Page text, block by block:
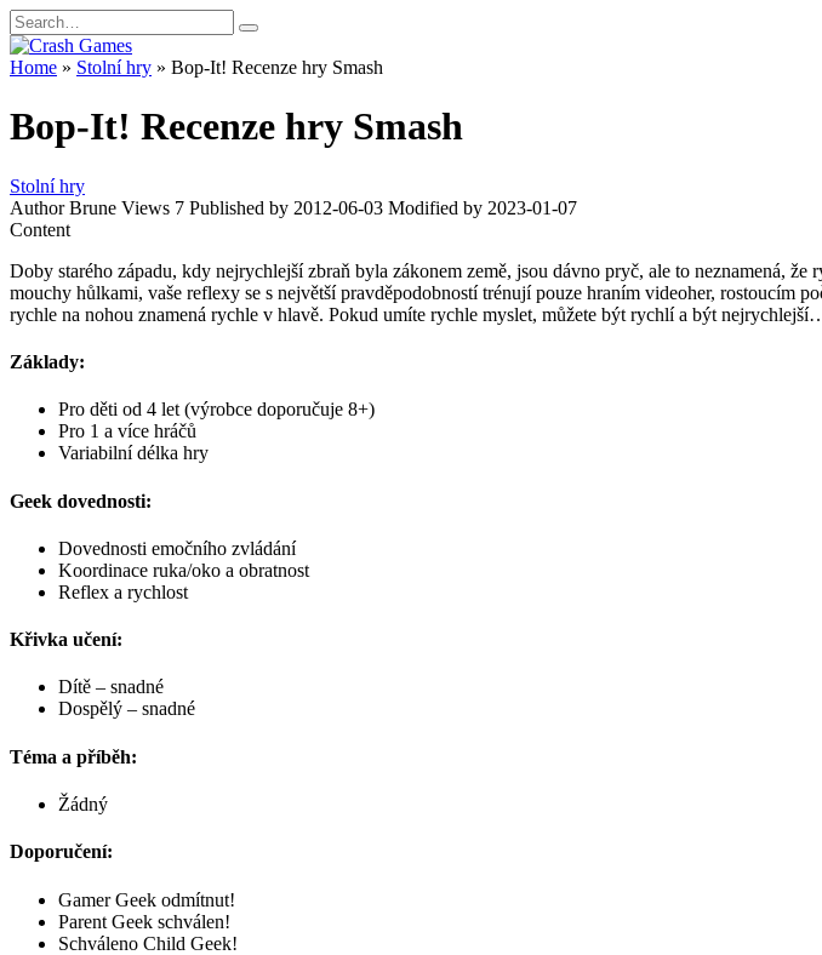
Skip
to
content
Search
for:
Home » Stolní hry » Bop-It! Recenze hry Smash
Bop-It! Recenze hry Smash
Stolní hry
Author Brune Views 7 Published by 2012-06-03 Modified by 2023-01-07
Content
Doby starého západu, kdy nejrychlejší zbraň byla zákonem země, jsou dávno pryč, ale to neznamená,
mouchy hůlkami, vaše reflexy se s největší pravděpodobností trénují pouze hraním videoher, rostoucím
rychle na nohou znamená rychle v hlavě. Pokud umíte rychle myslet, můžete být rychlí a být
Základy:
Pro děti od 4 let (výrobce doporučuje 8+)
Pro 1 a více hráčů
Variabilní délka hry
Geek dovednosti:
Dovednosti emočního zvládání
Koordinace ruka/oko a obratnost
Reflex a rychlost
Křivka učení:
Dítě – snadné
Dospělý – snadné
Téma a příběh:
Žádný
Doporučení:
Gamer Geek odmítnut!
Parent Geek schválen!
Schváleno Child Geek!